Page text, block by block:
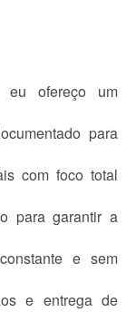
eu ofereço um
para
com foco total
para garantir a
e sem
e entrega de